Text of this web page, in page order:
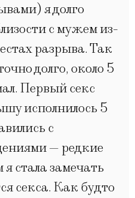
я долго
с мужем из-
разрыва. Так
долго, около 5
Первый секс
исполнилось 5
с
— редкие
стала замечать
секса. Как будто